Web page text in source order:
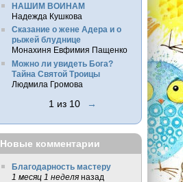
НАШИМ ВОИНАМ
Надежда Кушкова
Сказание о жене Адера и о
рыжей блуднице
Монахиня Евфимия Пащенко
Можно ли увидеть Бога?
Тайна Святой Троицы
Людмила Громова
1 из 10 →
Новые комментарии
Благодарность мастеру
1 месяц 1 неделяназад